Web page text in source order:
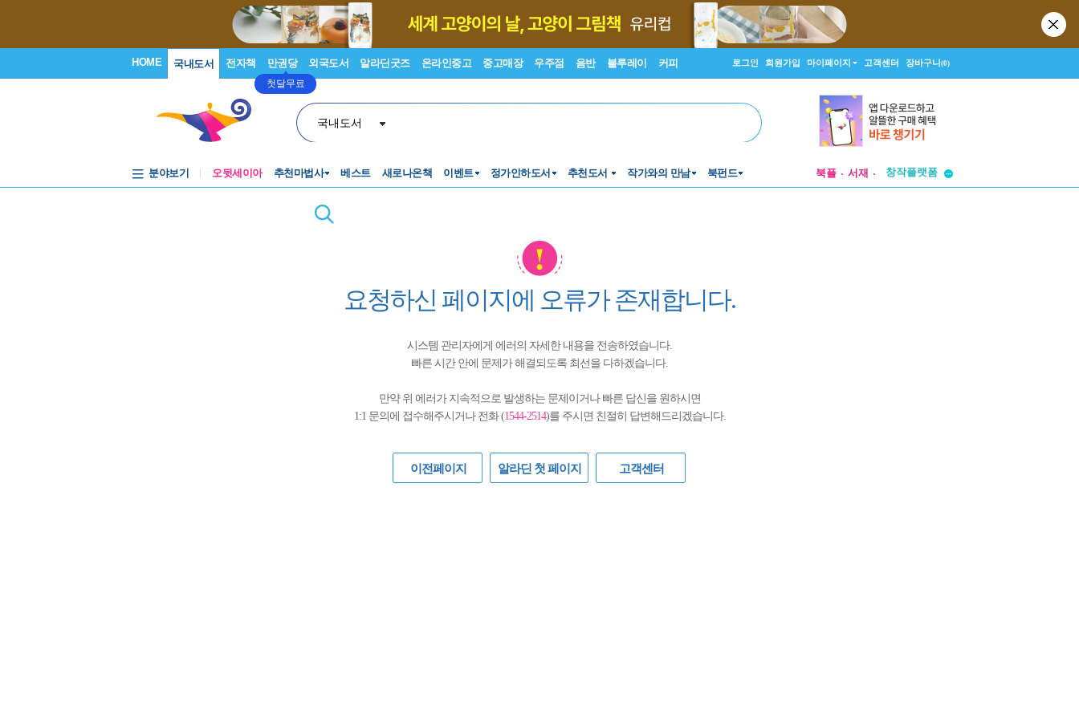
HOME 국내도서 전자책 만권당
첫달무료
외국도서 알라딘굿즈 온라인중고 중고매장 우주점 음반 블루레이 커피 로그인 회원가입 마이페이지 고객센터 장바구니(0)
국내도서
분야보기 오뒷세이아 추천마법사 베스트 새로나온책 이벤트 정가인하도서 추천도서 작가와의 만남 북펀드 북플 서재
투비컨티뉴드
요청하신 페이지에 오류가 존재합니다.
시스템 관리자에게 에러의 자세한 내용을 전송하였습니다.
빠른 시간 안에 문제가 해결되도록 최선을 다하겠습니다.
만약 위 에러가 지속적으로 발생하는 문제이거나 빠른 답신을 원하시면
1:1 문의에 접수해주시거나 전화 (1544-2514)를 주시면 친절히 답변해드리겠습니다.
이전페이지 알라딘 첫 페이지 고객센터